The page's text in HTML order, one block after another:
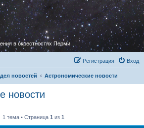
в окрестностях Перми
Вход
Регистрация
новостей Астрономические новости
новости
1 тема • Страница 1 из 1